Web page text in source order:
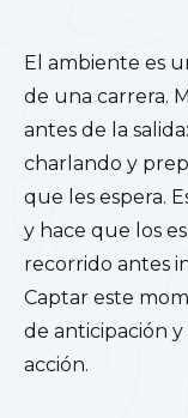
El ambiente es
de una carrera.
antes de la
charlando y
que les espera.
y hace que los
recorrido antes
Captar este
de anticipación
acción.